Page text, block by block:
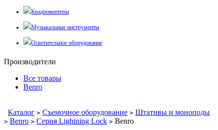
Квадрокоптеры
Музыкальные инструменты
Осветительное оборудование
Производители
Все товары
Benro
Каталог > Съемочное оборудование > Штативы и моноподы
> Benro > Серия Lightning Lock > Benro